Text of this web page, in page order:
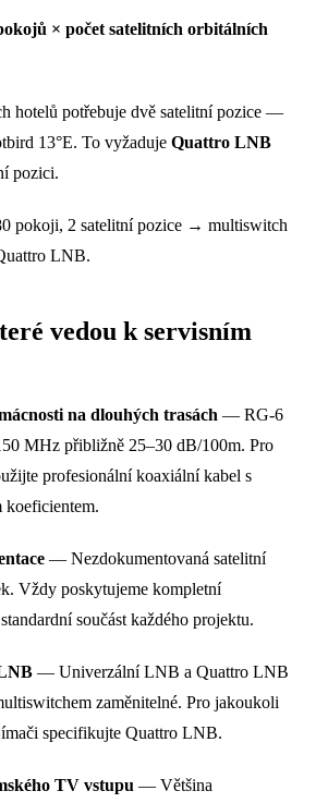
× počet satelitních orbitálních
hotelů potřebuje dvě satelitní pozice —
13°E. To vyžaduje Quattro LNB
pozici.
pokoji, 2 satelitní pozice → multiswitch
LNB.
vedou k servisním
na dlouhých trasách — RG-6
MHz přibližně 25–30 dB/100m. Pro
profesionální koaxiální kabel s
— Nezdokumentovaná satelitní
Vždy poskytujeme kompletní
součást každého projektu.
— Univerzální LNB a Quattro LNB
zaměnitelné. Pro jakoukoli
specifikujte Quattro LNB.
TV vstupu — Většina